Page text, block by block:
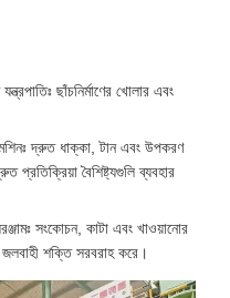
ছাঁচনির্মাণের খোলার এবং
দ্রুত ধাক্কা, টান এবং উপকরণ
প্রতিক্রিয়া বৈশিষ্ট্যগুলি ব্যবহার
সংকোচন, কাটা এবং খাওয়ানোর
শক্তি সরবরাহ করে।